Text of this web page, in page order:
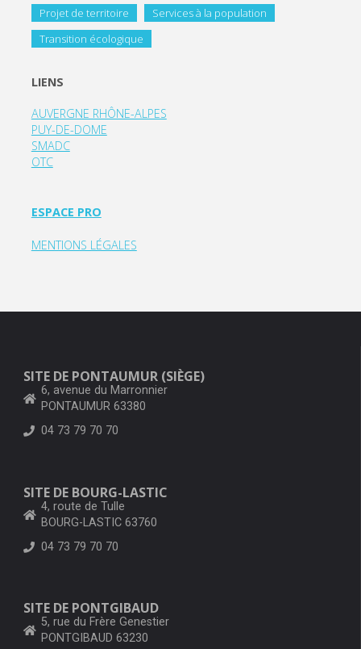
Projet de territoire
Services à la population
Transition écologique
LIENS
AUVERGNE RHÔNE-ALPES
PUY-DE-DOME
SMADC
OTC
ESPACE PRO
MENTIONS LÉGALES
SITE DE PONTAUMUR (SIÈGE)
6, avenue du Marronnier
PONTAUMUR 63380
04 73 79 70 70
SITE DE BOURG-LASTIC
4, route de Tulle
BOURG-LASTIC 63760
04 73 79 70 70
SITE DE PONTGIBAUD
5, rue du Frère Genestier
PONTGIBAUD 63230